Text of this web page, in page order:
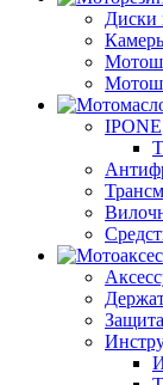
Диски
IPONE